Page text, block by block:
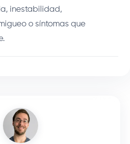
inestabilidad,
o síntomas que